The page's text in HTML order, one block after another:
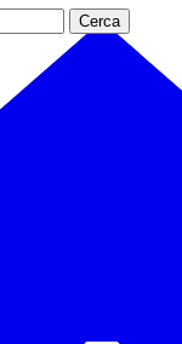
Cerca